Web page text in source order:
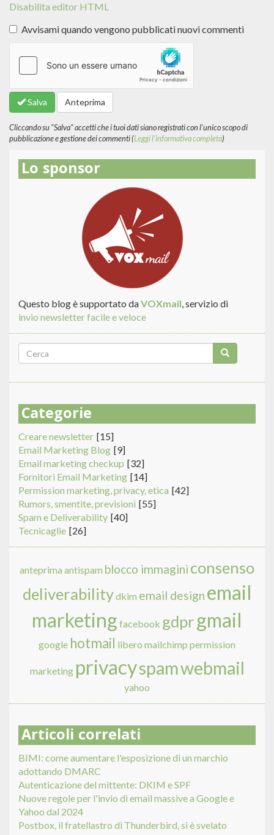
Disabilita editor HTML
informazioni
formati
del
Avvisami quando vengono pubblicati nuovi commenti
Salva Anteprima
Cliccando su "Salva" accetti che i tuoi dati siano registrati con l'unico scopo di
pubblicazione e gestione dei commenti (Leggi l'informativa completa)
Lo sponsor
Questo blog è supportato daVOXmail, servizio di
invio newsletter facile e veloce
Form
di
ricerca
Categorie
Creare newsletter [15]
Email Marketing Blog [9]
Email marketing checkup [32]
Fornitori Email Marketing [14]
Permission marketing, privacy, etica [42]
Rumors, smentite, previsioni [55]
Spam e Deliverability [40]
Tecnicaglie [26]
anteprima antispam blocco immagini consenso
deliverabilitydkim email design email
marketing facebook gdpr gmail
google hotmail libero mailchimp permission
marketing privacyspamwebmail
yahoo
Articoli correlati
BIMI: come aumentare l'esposizione di un marchio
adottando DMARC
Autenticazione del mittente: DKIM e SPF
Nuove regole per l'invio di email massive a Google e
Yahoo dal 2024
Postbox, il fratellastro di Thunderbird, si è svelato